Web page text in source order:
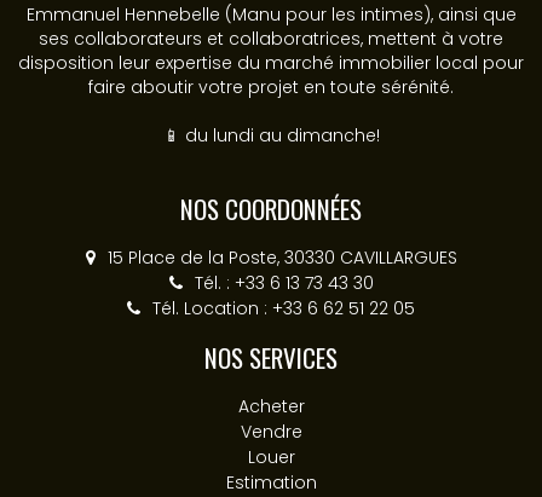
Emmanuel Hennebelle (Manu pour les intimes), ainsi que
ses collaborateurs et collaboratrices, mettent à votre
disposition leur expertise du marché immobilier local pour
faire aboutir votre projet en toute sérénité.
📱 du lundi au dimanche!
NOS COORDONNÉES
15 Place de la Poste, 30330 CAVILLARGUES
Tél. : +33 6 13 73 43 30
Tél. Location : +33 6 62 51 22 05
NOS SERVICES
Acheter
Vendre
Louer
Estimation